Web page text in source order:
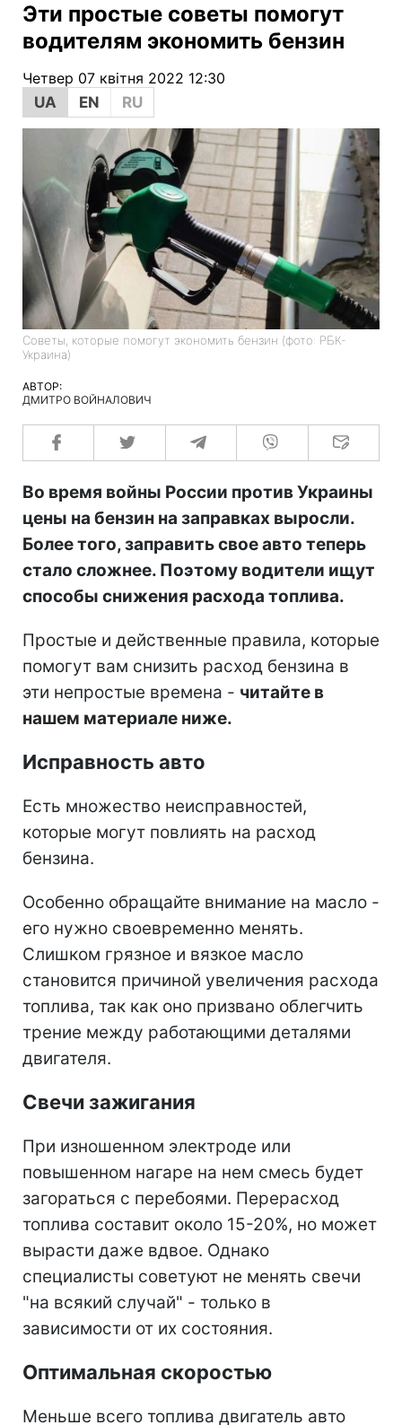
Эти простые советы помогут
водителям экономить бензин
Четвер 07 квітня 2022 12:30
UA
EN RU
Советы, которые помогут экономить бензин (фото: РБК-
Украина)
АВТОР:
ДМИТРО ВОЙНАЛОВИЧ
Во время войны России против Украины
цены на бензин на заправках выросли.
Более того, заправить свое авто теперь
стало сложнее. Поэтому водители ищут
способы снижения расхода топлива.
Простые и действенные правила, которые
помогут вам снизить расход бензина в
эти непростые времена - читайте в
нашем материале ниже.
Исправность авто
Есть множество неисправностей,
которые могут повлиять на расход
бензина.
Особенно обращайте внимание на масло -
его нужно своевременно менять.
Слишком грязное и вязкое масло
становится причиной увеличения расхода
топлива, так как оно призвано облегчить
трение между работающими деталями
двигателя.
Свечи зажигания
При изношенном электроде или
повышенном нагаре на нем смесь будет
загораться с перебоями. Перерасход
топлива составит около 15-20%, но может
вырасти даже вдвое. Однако
специалисты советуют не менять свечи
"на всякий случай" - только в
зависимости от их состояния.
Оптимальная скоростью
Меньше всего топлива двигатель авто